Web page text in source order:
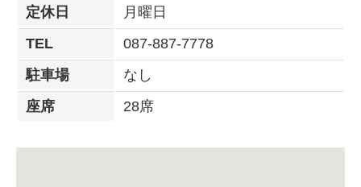
定休日
月曜日
TEL
087-887-7778
駐車場
なし
座席
28席